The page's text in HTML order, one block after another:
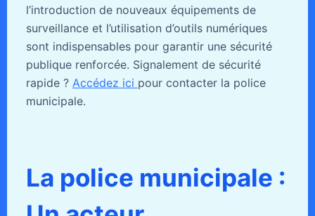
l’introduction de nouveaux équipements de
surveillance et l’utilisation d’outils numériques
sont indispensables pour garantir une sécurité
publique renforcée. Signalement de sécurité
rapide ? Accédez ici pour contacter la police
municipale.
La police municipale :